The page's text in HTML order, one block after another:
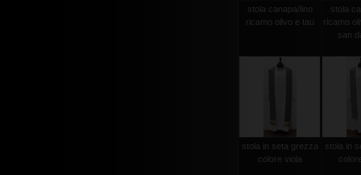
stola canapa/lino
ricamo olivo e tau
stola
ricamo
san
stola in seta grezza
colore viola
stola in